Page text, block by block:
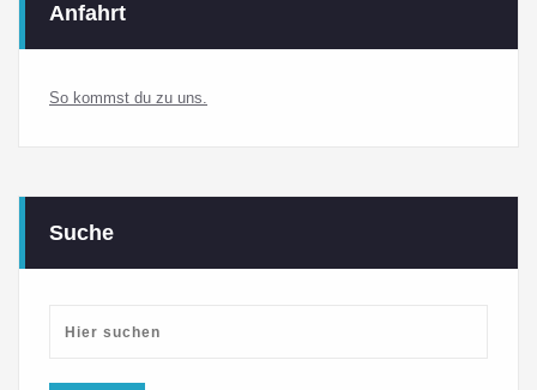
Anfahrt
So kommst du zu uns.
Suche